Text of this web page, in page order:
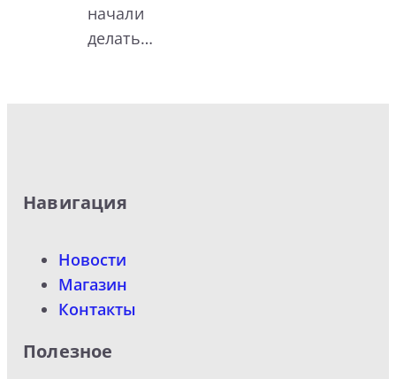
начали
делать…
Навигация
Новости
Магазин
Контакты
Полезное